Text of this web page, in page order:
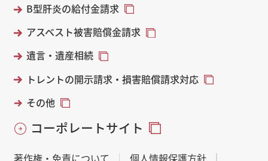
B型肝炎の給付金請求
アスベスト被害賠償金請求
遺言・遺産相続
トレントの開示請求・損害賠償請求対応
その他
コーポレートサイト
著作権・免責について 個人情報保護方針